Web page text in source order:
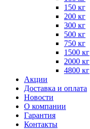
150 кг
200 кг
300 кг
500 кг
750 кг
1500 кг
2000 кг
4800 кг
Акции
Доставка и оплата
Новости
О компании
Гарантия
Контакты